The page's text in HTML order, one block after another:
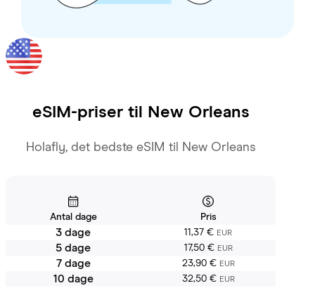
eSIM-priser til New Orleans
Holafly, det bedste eSIM til New Orleans
Antal dage Pris
3 dage 11,37 € EUR
5 dage 17,50 € EUR
7 dage 23,90 € EUR
10 dage 32,50 € EUR